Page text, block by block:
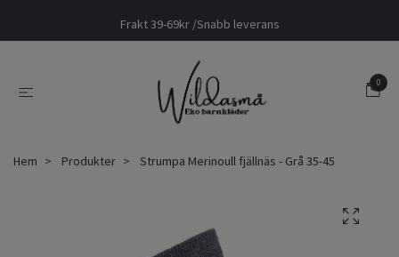
Frakt 39-69kr /Snabb leverans
0
Hem Produkter Strumpa Merinoull fjällnäs - Grå 35-45